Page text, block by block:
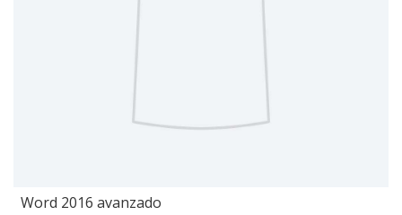
Word 2016 avanzado